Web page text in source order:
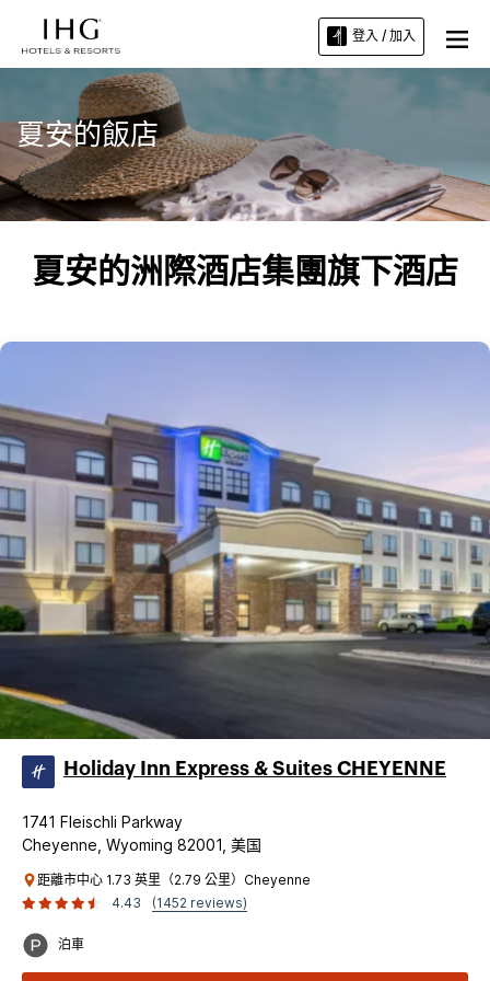
登入 / 加入
夏安的飯店
夏安的洲際酒店集團旗下酒店
Holiday Inn Express & Suites CHEYENNE
1741 Fleischli Parkway
Cheyenne, Wyoming 82001, 美国
距離市中心 1.73 英里（2.79 公里）Cheyenne
4.43
(1452 reviews)
泊車